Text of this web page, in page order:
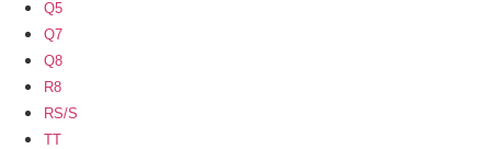
Q5
Q7
Q8
R8
RS/S
TT